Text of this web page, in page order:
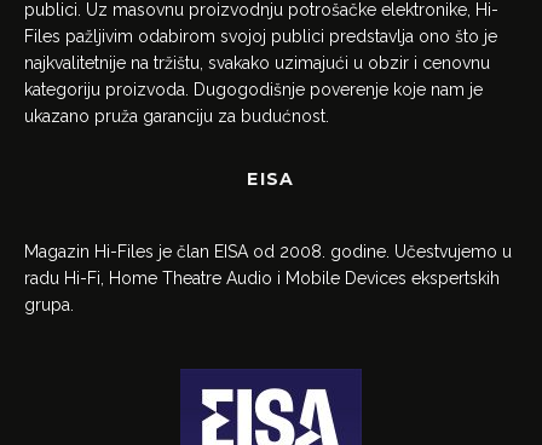
publici. Uz masovnu proizvodnju potrošačke elektronike, Hi-
Files pažljivim odabirom svojoj publici predstavlja ono što je
najkvalitetnije na tržištu, svakako uzimajući u obzir i cenovnu
kategoriju proizvoda. Dugogodišnje poverenje koje nam je
ukazano pruža garanciju za budućnost.
EISA
Magazin Hi-Files je član EISA od 2008. godine. Učestvujemo u
radu Hi-Fi, Home Theatre Audio i Mobile Devices ekspertskih
grupa.